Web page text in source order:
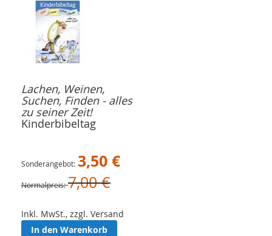
Lachen, Weinen,
Suchen, Finden - alles
zu seiner Zeit!
Kinderbibeltag
Sonderangebot 3,50 €
Normalpreis 7,00 €
Inkl. MwSt., zzgl. Versand
In den Warenkorb